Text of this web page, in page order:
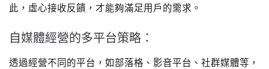
此，虛心接收反饋，才能夠滿足用戶的需求。
自媒體經營的多平台策略：
透過經營不同的平台，如部落格、影音平台、社群媒體等，